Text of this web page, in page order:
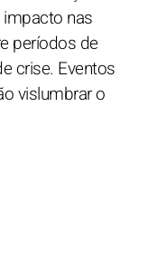
nas
períodos de
crise. Eventos
vislumbrar o